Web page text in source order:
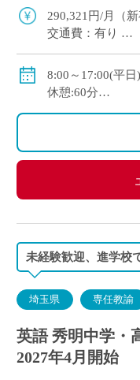
290,321円/月（
交通費：有り
賞与：有り（た
昇給：有り 年1
健康保険等：健
8:00～17:00(平日)
休憩:60分
休日：土・日・
あり。その場合
未経験歓迎、進学校
埼玉県 専任教諭
英語 秀明中学・
2027年4月開始